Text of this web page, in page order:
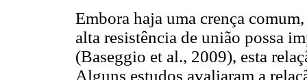
Embora haja uma crença
alta resistência de união possa
(Baseggio et al., 2009), esta
Alguns estudos avaliaram a